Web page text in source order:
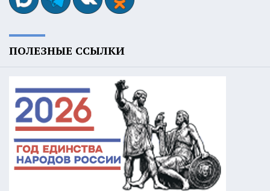
ПОЛЕЗНЫЕ ССЫЛКИ